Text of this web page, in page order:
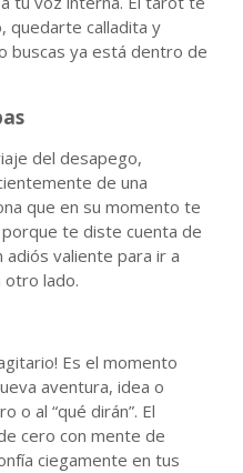
quedarte calladita y
buscas ya está dentro de
del desapego,
de una
que en su momento te
te diste cuenta de
adiós valiente para ir a
otro lado.
Es el momento
aventura, idea o
o al “qué dirán”. El
cero con mente de
ciegamente en tus